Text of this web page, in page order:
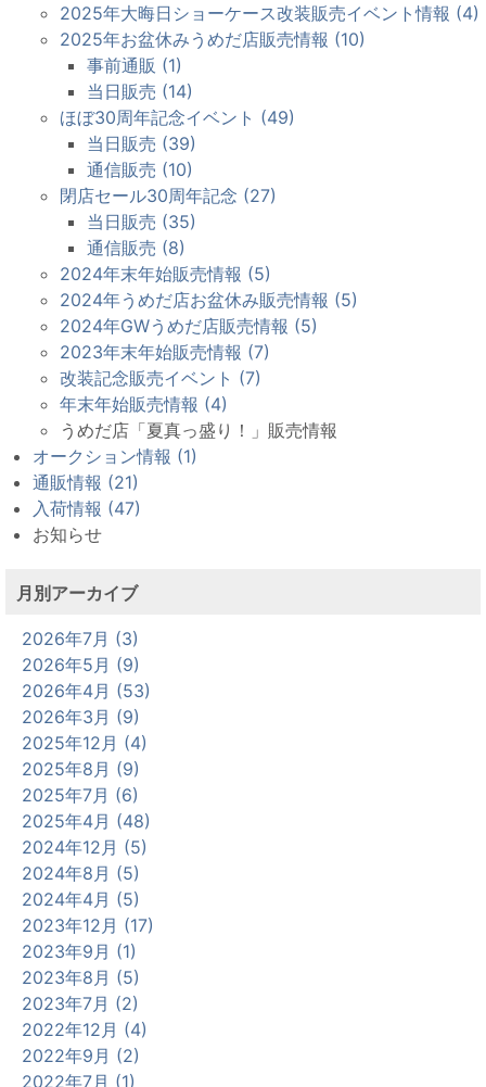
2025年大晦日ショーケース改装販売イベント情報 (4)
2025年お盆休みうめだ店販売情報 (10)
事前通販 (1)
当日販売 (14)
ほぼ30周年記念イベント (49)
当日販売 (39)
通信販売 (10)
閉店セール30周年記念 (27)
当日販売 (35)
通信販売 (8)
2024年末年始販売情報 (5)
2024年うめだ店お盆休み販売情報 (5)
2024年GWうめだ店販売情報 (5)
2023年末年始販売情報 (7)
改装記念販売イベント (7)
年末年始販売情報 (4)
うめだ店「夏真っ盛り！」販売情報
オークション情報 (1)
通販情報 (21)
入荷情報 (47)
お知らせ
月別アーカイブ
2026年7月 (3)
2026年5月 (9)
2026年4月 (53)
2026年3月 (9)
2025年12月 (4)
2025年8月 (9)
2025年7月 (6)
2025年4月 (48)
2024年12月 (5)
2024年8月 (5)
2024年4月 (5)
2023年12月 (17)
2023年9月 (1)
2023年8月 (5)
2023年7月 (2)
2022年12月 (4)
2022年9月 (2)
2022年7月 (1)